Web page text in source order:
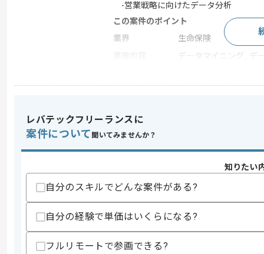
-営業戦略に向けたデータ分析
この案件のポイント
業界
生命保険
データマイニング , デ
スキル
・SQL、Python等を用いたデータ抽出
歓迎スキル
・生命保険、不動産業界のデータ分析実
スキルに不安がある方へ
レバテックフリーランスに
案件について 聞いてみませんか？
知りたい
自分のスキルでどんな案件がある?
自分の経験で単価はいくらになる?
フルリモートで参画できる?